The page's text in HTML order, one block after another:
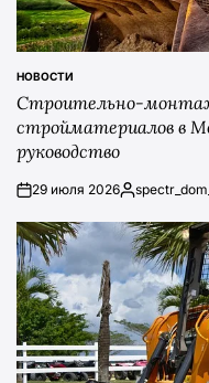
POSTED
IN
НОВОСТИ
Строительно-
стройматериалов в
руководство
on29 июля 2026Posted